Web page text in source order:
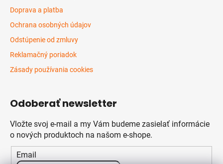
Doprava a platba
Ochrana osobných údajov
Odstúpenie od zmluvy
Reklamačný poriadok
Zásady používania cookies
Odoberať newsletter
Vložte svoj e-mail a my Vám budeme zasielať informácie
o nových produktoch na našom e-shope.
Email